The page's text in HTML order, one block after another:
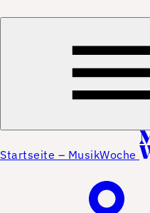
Startseite – MusikWoche